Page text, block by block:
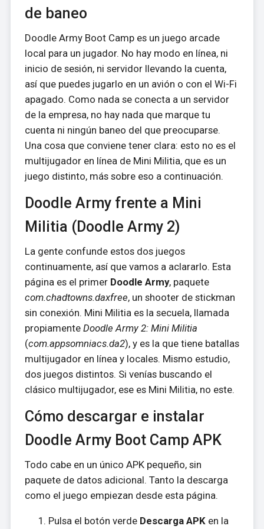
de baneo
Doodle Army Boot Camp es un juego arcade
local para un jugador. No hay modo en línea, ni
inicio de sesión, ni servidor llevando la cuenta,
así que puedes jugarlo en un avión o con el Wi-Fi
apagado. Como nada se conecta a un servidor
de la empresa, no hay nada que marque tu
cuenta ni ningún baneo del que preocuparse.
Una cosa que conviene tener clara: esto no es el
multijugador en línea de Mini Militia, que es un
juego distinto, más sobre eso a continuación.
Doodle Army frente a Mini
Militia (Doodle Army 2)
La gente confunde estos dos juegos
continuamente, así que vamos a aclararlo. Esta
página es el primer Doodle Army, paquete
com.chadtowns.daxfree, un shooter de stickman
sin conexión. Mini Militia es la secuela, llamada
propiamente Doodle Army 2: Mini Militia
(com.appsomniacs.da2), y es la que tiene batallas
multijugador en línea y locales. Mismo estudio,
dos juegos distintos. Si venías buscando el
clásico multijugador, ese es Mini Militia, no este.
Cómo descargar e instalar
Doodle Army Boot Camp APK
Todo cabe en un único APK pequeño, sin
paquete de datos adicional. Tanto la descarga
como el juego empiezan desde esta página.
Pulsa el botón verde Descarga APKen la